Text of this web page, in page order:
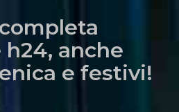
anche
e festivi!